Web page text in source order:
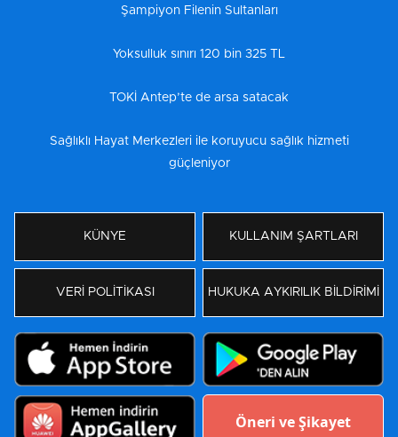
Şampiyon Filenin Sultanları
Yoksulluk sınırı 120 bin 325 TL
TOKİ Antep’te de arsa satacak
Sağlıklı Hayat Merkezleri ile koruyucu sağlık hizmeti
güçleniyor
KÜNYE KULLANIM ŞARTLARI
VERİ POLİTİKASI HUKUKA AYKIRILIK BİLDİRİMİ
Öneri ve Şikayet